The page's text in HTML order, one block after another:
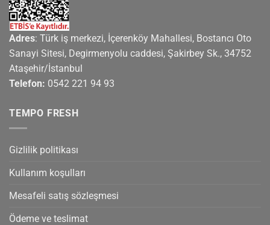
Adres: Türk iş merkezi, İçerenköy Mahallesi, Bostancı Oto
Sanayi Sitesi, Degirmenyolu caddesi, Şakirbey Sk., 34752
Ataşehir/İstanbul
Telefon: 0542 221 94 93
TEMPO FRESH
Gizlilik politikası
Kullanım koşulları
Mesafeli satış sözleşmesi
Ödeme ve teslimat